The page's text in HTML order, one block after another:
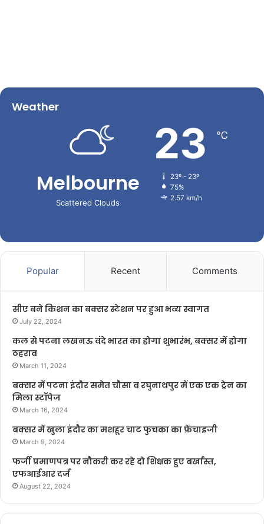
Weather
Melbourne
Scattered Clouds
23 ℃
23º - 23º
75%
2.57 km/h
Popular Recent Comments
सीए बने किशन का बक्सर स्टेशन पर हुआ भव्य स्वागत
July 22, 2024
कल से पटना लखनऊ वंदे भारत का होगा शुभारंभ, बक्सर में होगा
ठहराव
March 11, 2024
बक्सर में पटना इंदौर समेत चौसा व रघुनाथपुर में एक एक ट्रेन का
मिला स्टॉपेज
March 16, 2024
बक्सर में खुला इंदौर का मशहूर चाट फुचका का फ्रेंचाइजी
March 9, 2024
फर्जी प्रमाणपत्र पर नौकरी कर रहे दो शिक्षक हुए बर्खास्त,
एफआईआर दर्ज
August 22, 2024